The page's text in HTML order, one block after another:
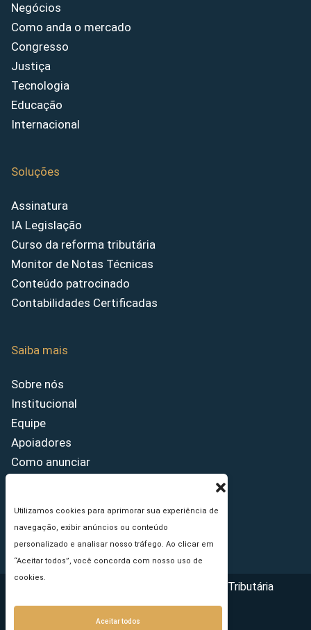
Utilizamos cookies para aprimorar sua experiência de
navegação, exibir anúncios ou conteúdo
personalizado e analisar nosso tráfego. Ao clicar em
“Aceitar todos”, você concorda com nosso uso de
cookies.
Aceitar todos
Negócios
Como anda o mercado
Congresso
Justiça
Tecnologia
Educação
Internacional
Soluções
Assinatura
IA Legislação
Curso da reforma tributária
Monitor de Notas Técnicas
Conteúdo patrocinado
Contabilidades Certificadas
Saiba mais
Sobre nós
Institucional
Equipe
Apoiadores
Como anunciar
Princípios Editoriais
Copyright © 2026 - Portal da Reforma Tributária